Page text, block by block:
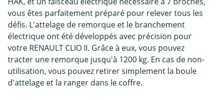
vous êtes parfaitement préparé pour relever tous les
défis. L'attelage de remorque et le branchement
électrique ont été développés avec précision pour
votre RENAULT CLIO II. Grâce à eux, vous pouvez
tracter une remorque jusqu'à 1200 kg. En cas de non-
utilisation, vous pouvez retirer simplement la boule
d'attelage et la ranger dans le coffre.